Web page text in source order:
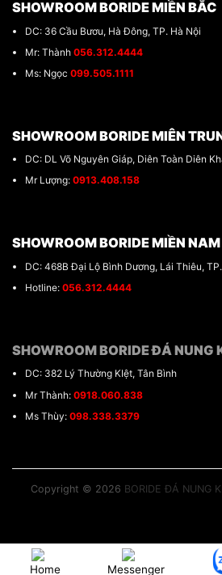
SHOWROOM BORIDE MIỀN BẮC
DC: 36 Cầu Bươu, Hà Đông, TP. Hà Nội
Mr: Thành 056.312.4444
Ms: Ngọc 099.505.1111
SHOWROOM BORIDE MIÊN
DC: DL Võ Nguyên Giáp, Diên Toàn Diên
Mr Lượng: 0913.408.158
SHOWROOM BORIDE MIỀN NAM
DC: 468B Đại Lộ Bình Dương, Lái Thiêu,
Hotline: 056.312.4444
SHOWROOM BORIDE ĐÁ NUNG
DC: 382 Lý Thường KIệt, Tân Bình
Mr Thành: 0918.060.838
Ms Thùy: 098.338.3379
Copyright © 2026 BORIDE ĐÁ NUNG
Home Messenger